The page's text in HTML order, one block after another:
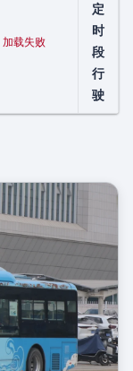
加载失败
定
时
段
行
驶